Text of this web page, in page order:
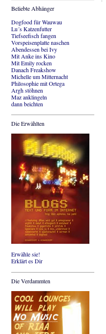
Beliebte Abhänger
Dogfood für Wauwau
Lu´s Katzenfutter
Tiefseefisch fangen
Vorspeisenplatte naschen
Abendessen bei Ivy
Mit Anke ins Kino
Mit Emily rocken
Danach Freakshow
Michelle um Mitternacht
Philosophie mit Ortega
Argh stöhnen
Maz anklingeln
dann beichten
Die Erwählten
Erwähle sie!
Erklärt es Dir
Die Verdammten